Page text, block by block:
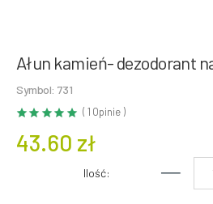
Ałun kamień- dezodorant
Symbol: 731
( 1 Opinie )
43.60 zł
Ilość: